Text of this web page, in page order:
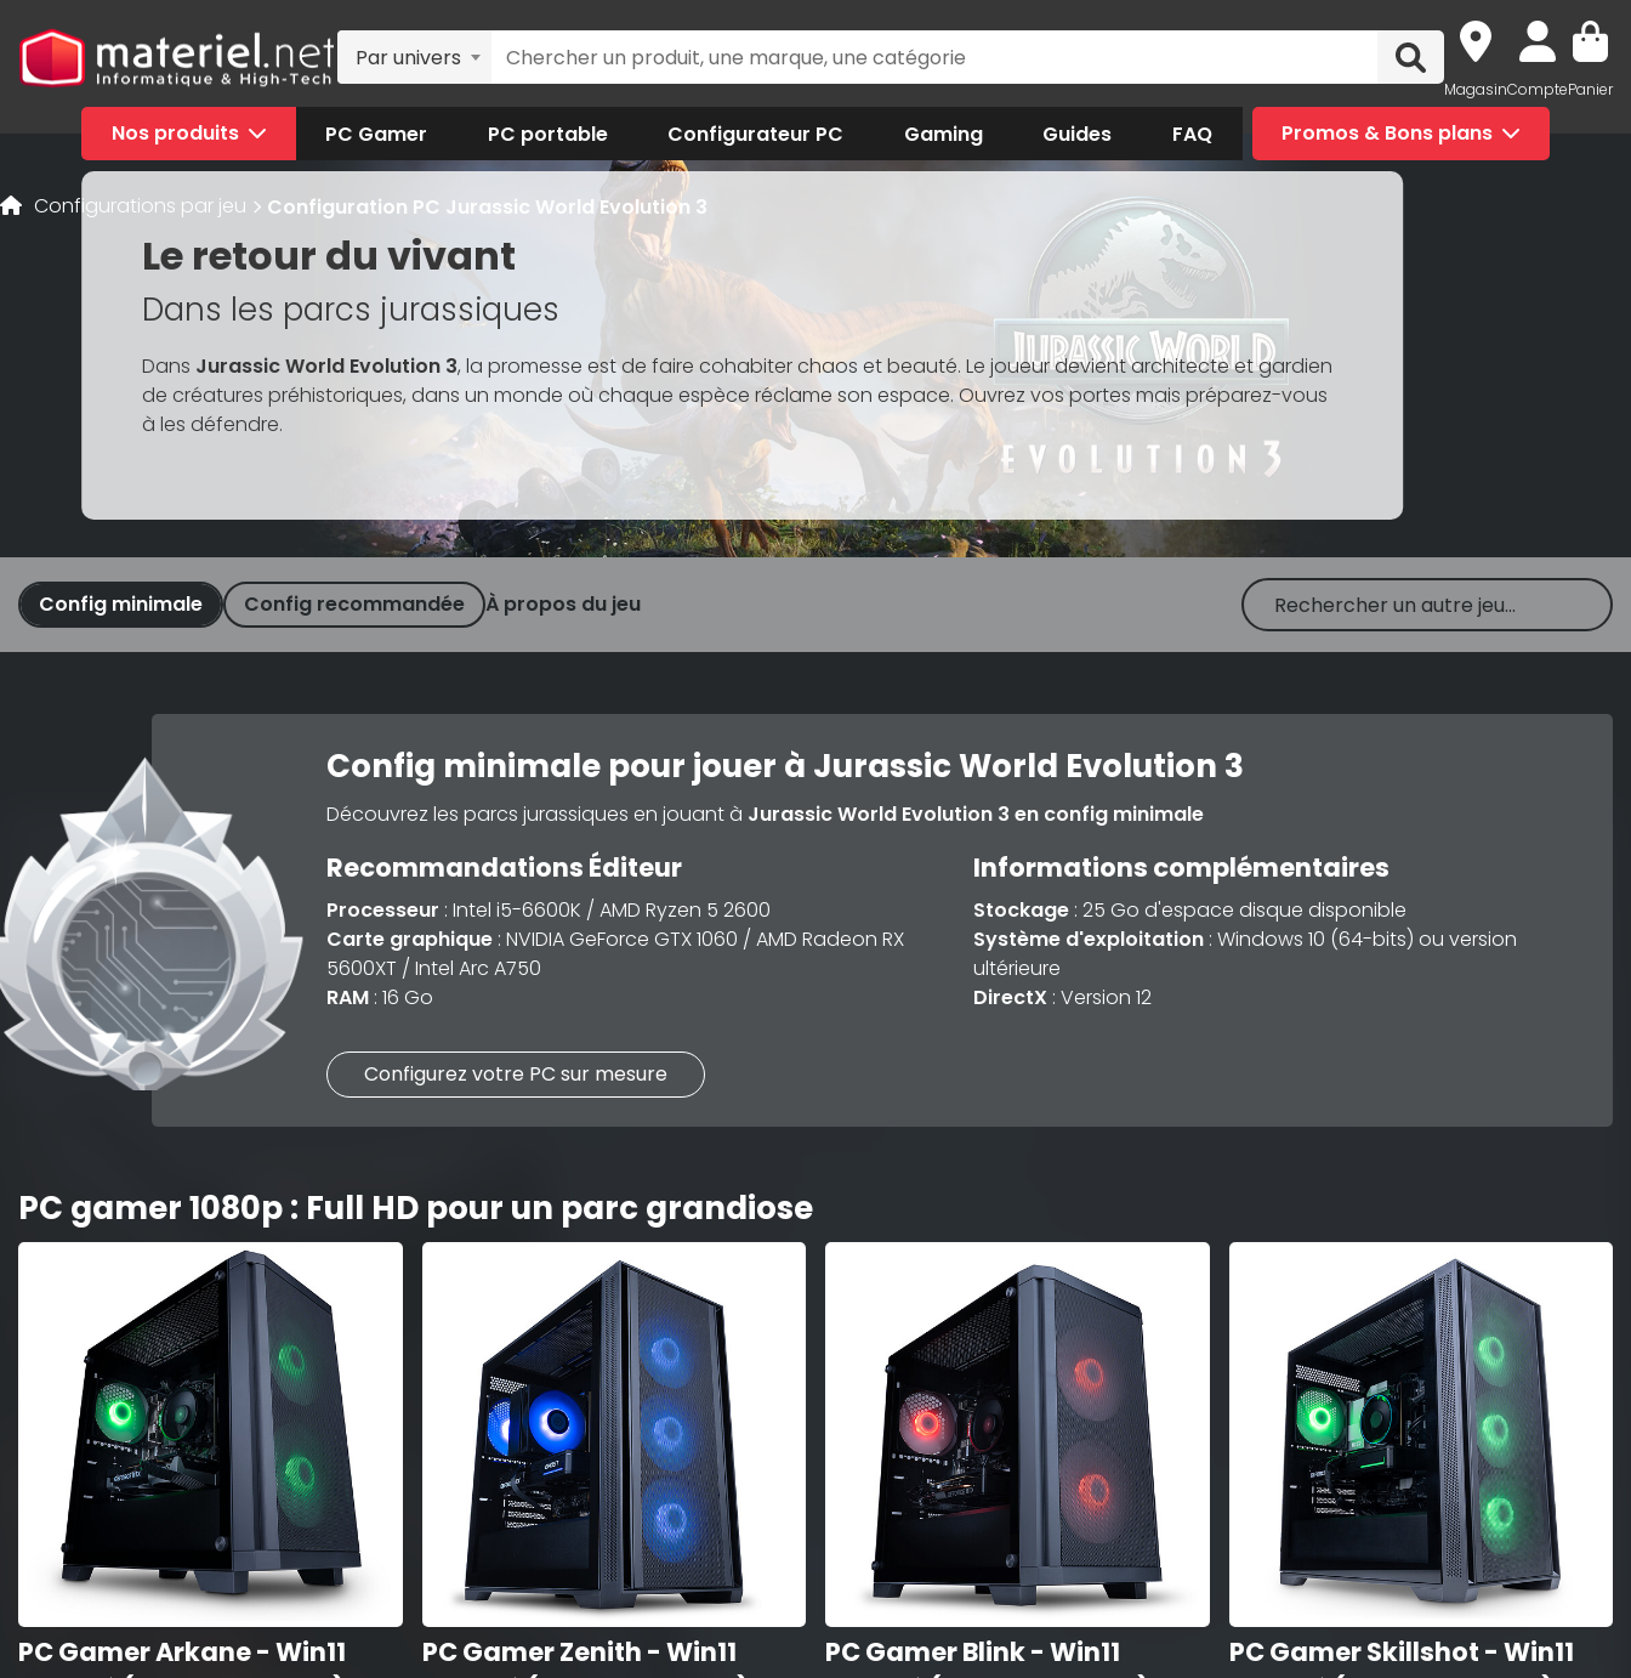
Par univers
MagasinComptePanier
Nos produits PC Gamer PC portable Configurateur PC Gaming Guides FAQ Promos & Bons plans
Configurations par jeu Configuration PC Jurassic World Evolution 3
Le retour du vivant
Dans les parcs jurassiques
Dans Jurassic World Evolution 3, la promesse est de faire cohabiter chaos et beauté. Le joueur devient architecte et gardien
de créatures préhistoriques, dans un monde où chaque espèce réclame son espace. Ouvrez vos portes mais préparez-vous
à les défendre.
Config minimale Config recommandée À propos du jeu
Config minimale pour jouer à Jurassic World Evolution 3
Découvrez les parcs jurassiques en jouant à Jurassic World Evolution 3 en config minimale
Recommandations Éditeur
Processeur : Intel i5-6600K / AMD Ryzen 5 2600
Carte graphique: NVIDIA GeForce GTX 1060 / AMD Radeon RX
5600XT / Intel Arc A750
RAM: 16 Go
Informations complémentaires
Stockage: 25 Go d'espace disque disponible
Système d'exploitation: Windows 10 (64-bits) ou version
ultérieure
DirectX : Version 12
Configurez votre PC sur mesure
PC gamer 1080p : Full HD pour un parc grandiose
PC Gamer Arkane - Win11
PC Gamer Zenith - Win11
PC Gamer Blink - Win11
PC Gamer Skillshot - Win11